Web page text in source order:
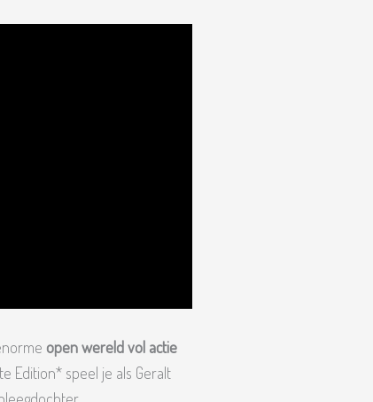
open wereld vol actie
Edition* speel je als Geralt